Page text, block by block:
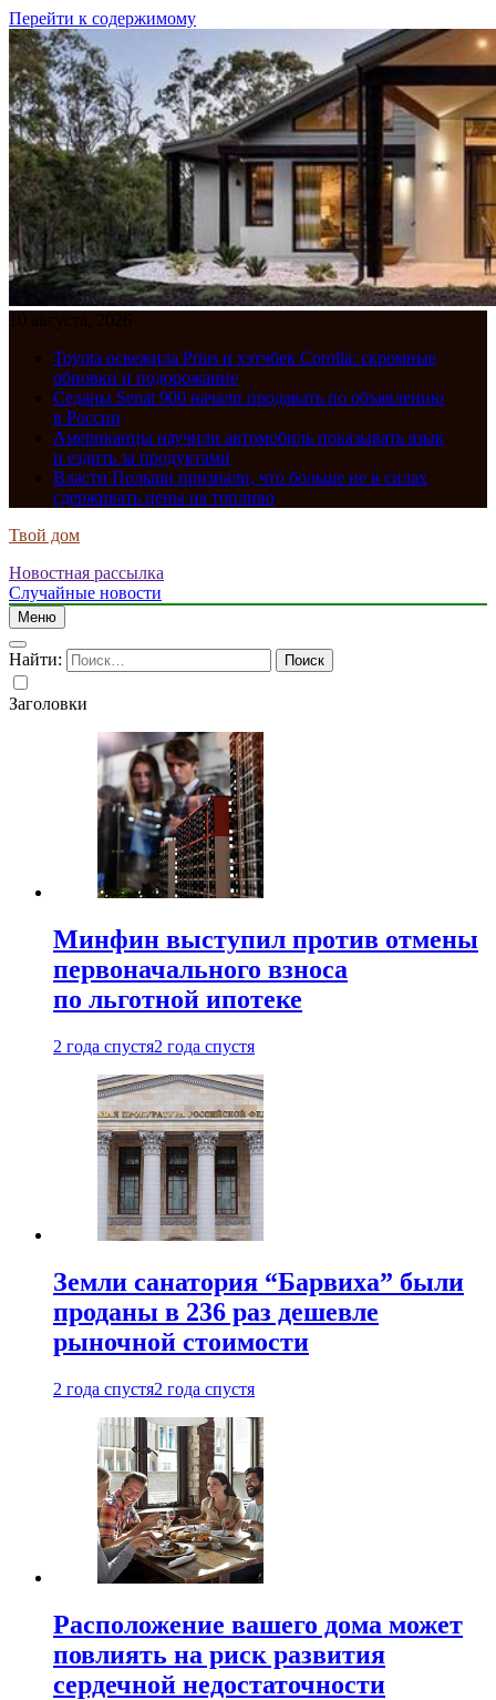
Перейти к содержимому
10 августа, 2026
Toyota освежила Prius и хэтчбек Corolla: скромные
обновки и подорожание
Седаны Senat 900 начали продавать по объявлению
в России
Американцы научили автомобиль показывать язык
и ездить за продуктами
Власти Польши признали, что больше не в силах
сдерживать цены на топливо
Твой дом
Новостная рассылка
Случайные новости
Меню
Найти:
Заголовки
Минфин выступил против отмены
первоначального взноса
по льготной ипотеке
2 года спустя2 года спустя
Земли санатория “Барвиха” были
проданы в 236 раз дешевле
рыночной стоимости
2 года спустя2 года спустя
Расположение вашего дома может
повлиять на риск развития
сердечной недостаточности